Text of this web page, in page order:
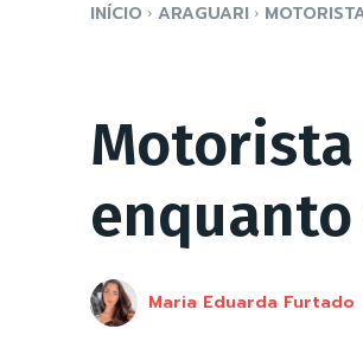
INÍCIO ARAGUARI
Maria Eduarda Furtado